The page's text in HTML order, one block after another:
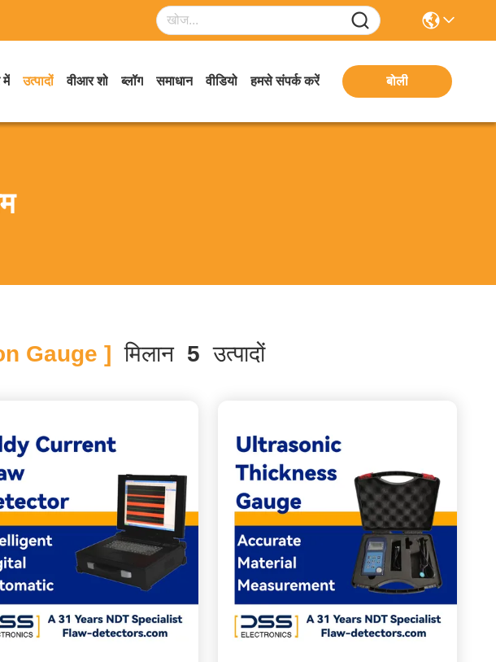
में उत्पादों वीआर शो ब्लॉग समाधान वीडियो हमसे संपर्क करें बोली
Gauge ] मिलान 5 उत्पादों